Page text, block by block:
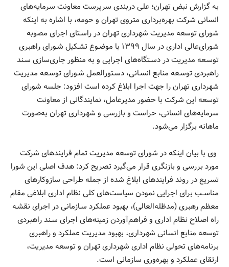
به گزارش نبض تهران؛ علی دربندی سرپرست معاونت سرمایه‌های
انسانی شرکت بهره‌برداری متروی تهران و حومه، با اشاره به اینکه
شورای توسعه مدیریت شهرداری تهران در راسـتای اجرای مصوبه
شورای‌عالی اداری در سال ۱۳۹۹ با موضـوع تشـکیل شـورای راهبری
توسـعه مدیریت در دسـتگاه‌های اجرایی و به منظور جاری‌سازی سـند
راهبردی توسـعه منابع انسـانی، دسـتورالعمل شـورای توسـعه مدیریت
شهرداری تهران را جهت اجرا ابلاغ کرده است افزود: جلسه شورای
توسعه این شرکت با حضور مدیرعامل، نمایندگانی از معاونت
سرمایه‌های انسانی، حراست و بازرسی و شهرداری تهران به‌صورت
ماهانه برگزار می‌شود.
وی با بیان اینکه در شورای توسعه مدیریت تمام فرایندهای شرکت
مورد بررسی و بازنگری قرار می‌گیرد تصریح کرد: هدف اصلی این شورا
تسریع در روند فرایندهای ابلاغ شده از جمله طراحی سازوکارهای
مناســب برای اجرایی نمودن سیاست‌های کلی نظام اداری ابلاغی مقام
معظم رهبری (مدظله‌العالی)، بهبود عملکرد سـازمانی در اجرای نقشـه
راه اصـلاح نظام اداری و فراهم‌آوردن زمینه‌های اجرای سـند راهبردی
توسعه منابع انسانی شهرداری، بهبود مدیریت عملکرد و راهبری
برنامه‌های تحولی نظام اداری شهرداری تهران و توسعه مدیریت،
ارتقای عملکرد و بهره‌وری سازمانی است.